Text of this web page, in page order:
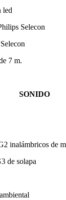
led
Selecon
7 m.
SONIDO
inalámbricos de
de solapa